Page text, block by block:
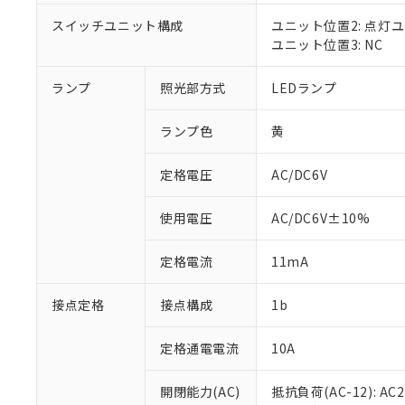
スイッチユニット構成
ユニット位置2: 点灯
ユニット位置3: NC
ランプ 照光部方式 LEDランプ
ランプ色 黄
定格電圧 AC/DC6V
使用電圧 AC/DC6V±10%
定格電流 11mA
接点定格 接点構成 1b
定格通電電流 10A
開閉能力(AC)
抵抗負荷(AC-12):
ご利用条件
本サービス
くものです。
当社制御機
在庫状況お
当社販売員
在庫状況お
ている必要
対応済み：EU
対応予定：EU
対応予定なし：
非該当品：ライセ
仕入先様の事情に
*EU RoHS指令（10物質
鉛(Pb) 1000ppm以下、
六価クロム(Cr(Ⅵ))
フタル酸ビス(2-エチル
ル（DBP） 1000ppm
但し、RoHS指令で産業
フタル酸エステル類の
※2 対応予定月
部品在庫の切り替
※1 中国
「×」：最大均質
「－」：未確認で
Pb(鉛) :1000ppm、 Hg(
DEHP(フタル酸ビス(2-
「ｅ」：有害物質
「10」：通常の使
味します。
当社は、こ
う）を輸出
などの必要
当社は規制
たしません。
記
号
○ 一定数
△ 一定数
－
在庫な
空
受注生